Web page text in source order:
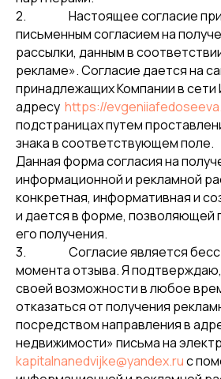
2. Настоящее согласие
письменным согласием на
рассылки, данным в
рекламе». Согласие дается на
принадлежащих Компании в сети
адресу https://
подстраницах путем
знака в соответствующем поле.
Данная форма согласия на
информационной и рекламной
конкретная, информативная и
и дается в форме, позволяющей
его получения.
3. Согласие является
момента отзыва. Я
своей возможности в любое
отказаться от получения
посредством направления в
недвижимости» письма на
kapitalnanedvijke@yandex.ruс